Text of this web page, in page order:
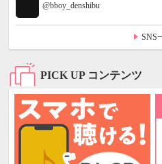
@bboy_denshibu
SNS
PICK UP コンテンツ